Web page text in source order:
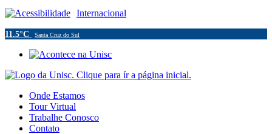
Acessibilidade Internacional
11.5°C Santa Cruz do Sul
Onde Estamos
Tour Virtual
Trabalhe Conosco
Contato